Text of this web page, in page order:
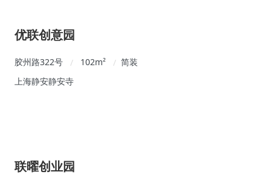
优联创意园
胶州路322号 / 102m² / 简装
上海静安静安寺
联曜创业园